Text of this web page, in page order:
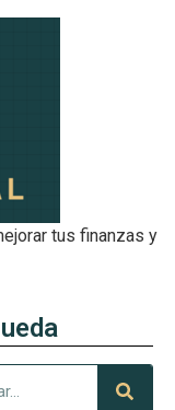
tus finanzas y